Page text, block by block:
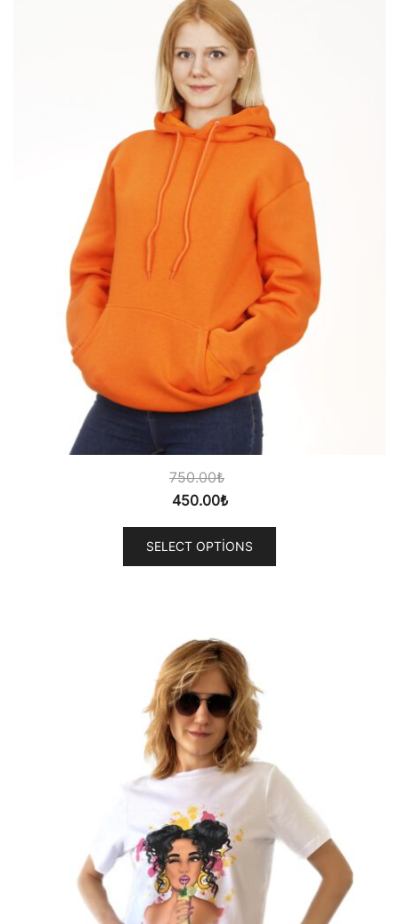
750.00₺
450.00₺
SELECT OPTIONS